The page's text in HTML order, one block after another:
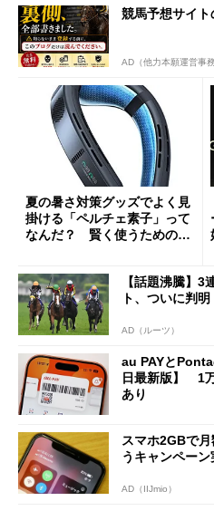
競馬予想サイト
AD（他力本願運営事務
夏の暑さ対策グッズでよく見
掛ける「ペルチェ素子」って
なんだ？ 賢く使うための注
【話題沸騰】3
ト、ついに判明
AD（ルーツ）
au PAYと
日最新版】 1
あり
スマホ2GBで
うキャンペーン
AD（IIJmio）